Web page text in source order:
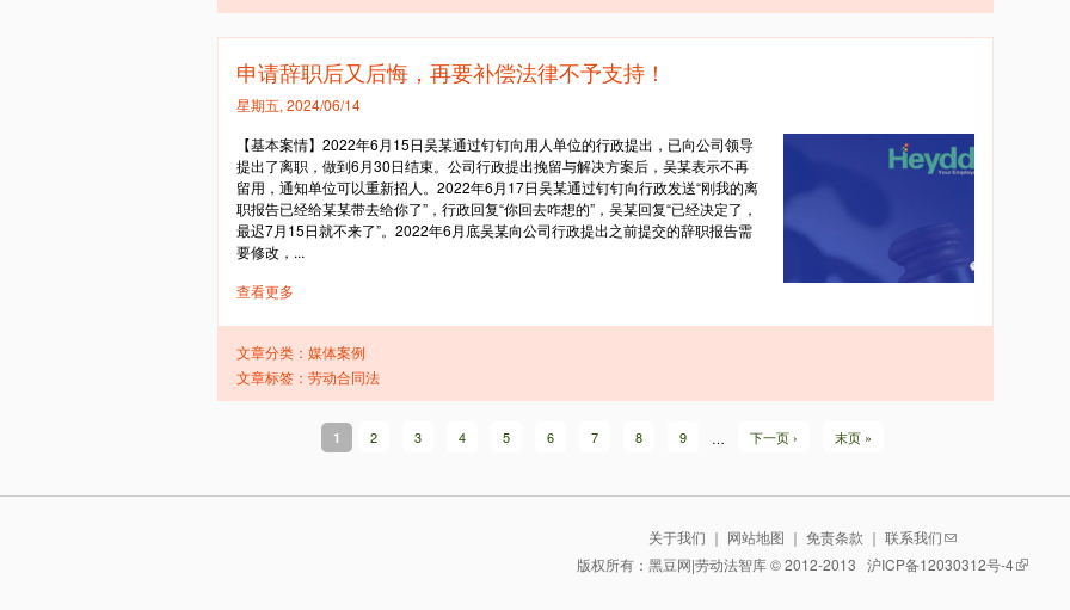
申请辞职后又后悔，再要补偿法律不予支持！
星期五, 2024/06/14
【基本案情】2022年6月15日吴某通过钉钉向用人单位的行政提出，已向公司领导
提出了离职，做到6月30日结束。公司行政提出挽留与解决方案后，吴某表示不再
留用，通知单位可以重新招人。2022年6月17日吴某通过钉钉向行政发送“刚我的离
职报告已经给某某带去给你了”，行政回复“你回去咋想的”，吴某回复“已经决定了，
最迟7月15日就不来了”。2022年6月底吴某向公司行政提出之前提交的辞职报告需
要修改，...
查看更多
文章分类： 媒体案例
文章标签： 劳动合同法
面
1 2 3 4 5 6 7 8 9 下一页 › 末页 »
关于我们 ｜ 网站地图 ｜ 免责条款 ｜ 联系我们
版权所有：黑豆网|劳动法智库 © 2012-2013 沪ICP备12030312号-4